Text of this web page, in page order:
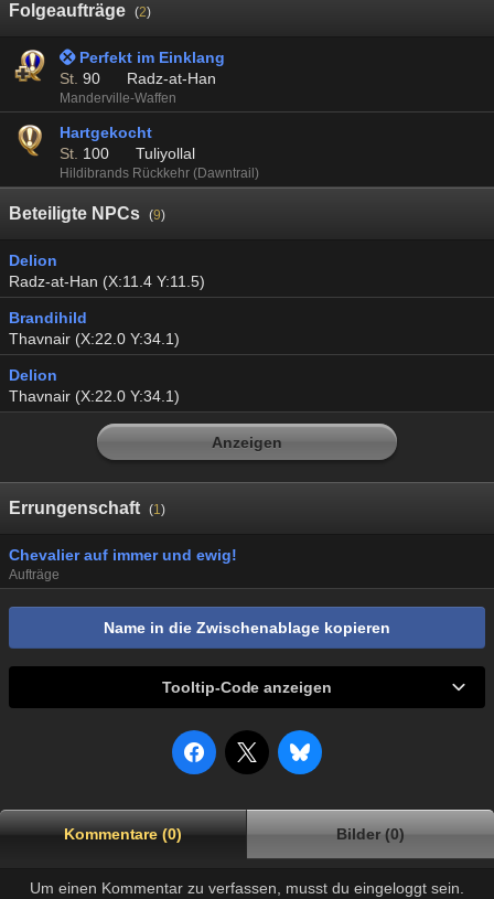
Folgeaufträge (2)
 Perfekt im Einklang
St. 90 Radz-at-Han
Manderville-Waffen
Hartgekocht
St. 100 Tuliyollal
Hildibrands Rückkehr (Dawntrail)
Beteiligte NPCs (9)
Delion
Radz-at-Han (X:11.4 Y:11.5)
Brandihild
Thavnair (X:22.0 Y:34.1)
Delion
Thavnair (X:22.0 Y:34.1)
Anzeigen
Errungenschaft (1)
Chevalier auf immer und ewig!
Aufträge
Name in die Zwischenablage kopieren
Tooltip-Code anzeigen
Kommentare (0) Bilder (0)
Um einen Kommentar zu verfassen, musst du eingeloggt sein.